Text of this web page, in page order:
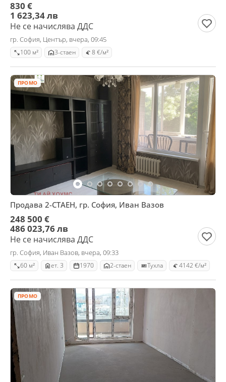
830 €
1 623,34 лв
Не се начислява ДДС
гр. София, Център, вчера, 09:45
100 м² 3-стаен 8 €/м²
ПРОМО
Продава 2-СТАЕН, гр. София, Иван Вазов
248 500 €
486 023,76 лв
Не се начислява ДДС
гр. София, Иван Вазов, вчера, 09:33
60 м² ет. 3 1970 2-стаен Тухла 4142 €/м²
ПРОМО